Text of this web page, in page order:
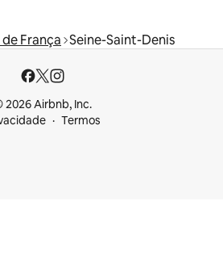
de França Seine-Saint-Denis
2026 Airbnb, Inc.
Termos